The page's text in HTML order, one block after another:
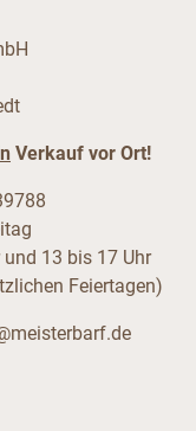
Verkauf vor Ort!
13 bis 17 Uhr
Feiertagen)